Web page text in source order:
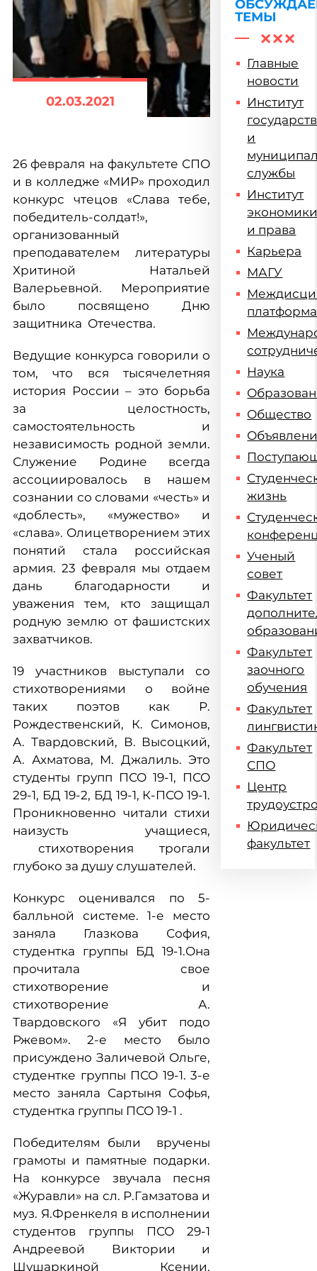
02.03.2021
26 февраля на факультете СПО
и в колледже «МИР» проходил
конкурс чтецов «Слава тебе,
победитель-солдат!»,
организованный
преподавателем литературы
Хритиной Натальей
Валерьевной. Мероприятие
было посвящено Дню
защитника Отечества.
Ведущие конкурса говорили о
том, что вся тысячелетняя
история России – это борьба
за целостность,
самостоятельность и
независимость родной земли.
Служение Родине всегда
ассоциировалось в нашем
сознании со словами «честь» и
«доблесть», «мужество» и
«слава». Олицетворением этих
понятий стала российская
армия. 23 февраля мы отдаем
дань благодарности и
уважения тем, кто защищал
родную землю от фашистских
захватчиков.
19 участников выступали со
стихотворениями о войне
таких поэтов как Р.
Рождественский, К. Симонов,
А. Твардовский, В. Высоцкий,
А. Ахматова, М. Джалиль. Это
студенты групп ПСО 19-1, ПСО
29-1, БД 19-2, БД 19-1, К-ПСО 19-1.
Проникновенно читали стихи
наизусть учащиеся,
стихотворения трогали
глубоко за душу слушателей.
Конкурс оценивался по 5-
балльной системе. 1-е место
заняла Глазкова София,
студентка группы БД 19-1.Она
прочитала свое
стихотворение и
стихотворение А.
Твардовского «Я убит подо
Ржевом». 2-е место было
присуждено Заличевой Ольге,
студентке группы ПСО 19-1. 3-е
место заняла Сартыня Софья,
студентка группы ПСО 19-1 .
Победителям были вручены
грамоты и памятные подарки.
На конкурсе звучала песня
«Журавли» на сл. Р.Гамзатова и
муз. Я.Френкеля в исполнении
студентов группы ПСО 29-1
Андреевой Виктории и
Шушаркиной Ксении.
ТЕМЫ
Главные
новости
Институт
и
службы
Институт
и права
Карьера
МАГУ
платформа
Наука
Общество
жизнь
Ученый
совет
Факультет
Факультет
заочного
обучения
Факультет
Факультет
СПО
Центр
факультет